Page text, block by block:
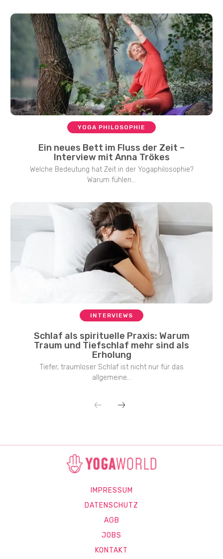
YOGA PHILOSOPHIE
Ein neues Bett im Fluss der Zeit –
Interview mit Anna Trökes
Welche Bedeutung hat Zeit in der Yogaphilosophie?
Warum fühlen...
INTERVIEWS
Schlaf als spirituelle Praxis: Warum
Traum und Tiefschlaf mehr sind als
Erholung
Tiefer, traumloser Schlaf ist nicht nur für das
allgemeine...
IMPRESSUM
DATENSCHUTZ
AGB
JOBS
KONTAKT